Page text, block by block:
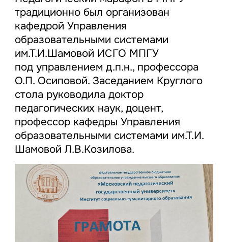
традиционно был организован
кафедрой Управления
образовательными системами
им.Т.И.Шамовой ИСГО МПГУ
под управлением д.п.н., профессора
О.П. Осиповой. Заседанием Круглого
стола руководила доктор
педагогических наук, доцент,
профессор кафедры Управления
образовательными системами им.Т.И.
Шамовой Л.В.Козилова.